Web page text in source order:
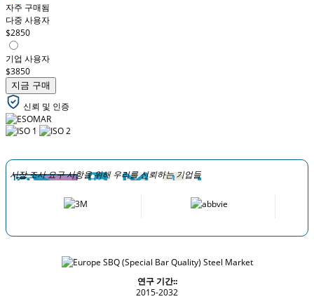
자주 구매됨
다중 사용자
$2850
기업 사용자
$3850
지금 구매
신뢰 및 인증
시장 조사 요구 사항을 위해 우리를 신뢰하는 기업들
연구 기간::
2015-2032